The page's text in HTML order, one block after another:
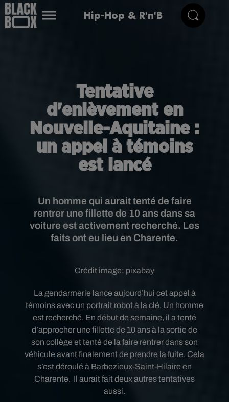
Hip-Hop & R'n'B
Tentative
d'enlèvement en
Nouvelle-Aquitaine :
un appel à témoins
est lancé
Un homme qui aurait tenté de faire
rentrer une fillette de 10 ans dans sa
voiture est activement recherché. Les
faits ont eu lieu en Charente.
Crédit image: pixabay
La gendarmerie lance aujourd’hui cet appel à
témoins avec un portrait robot à la clé. Un homme
est recherché. En début de semaine, il a tenté
d’approcher une fillette de 10 ans à la sortie de
son collège et tenté de la faire rentrer dans son
véhicule avant finalement de prendre la fuite. Cela
s’est déroulé à Barbezieux-Saint-Hilaire en
Charente. Il aurait fait deux autres tentatives
aussi.